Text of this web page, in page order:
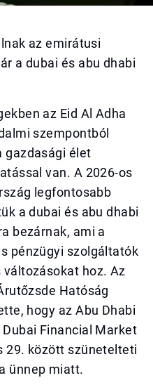
az emirátusi
a dubai és abu dhabi
az Eid Al Adha
szempontból
gazdasági élet
van. A 2026-os
legfontosabb
a dubai és abu dhabi
bezárnak, ami a
pénzügyi szolgáltatók
hoz. Az
Hatóság
hogy az Abu Dhabi
Financial Market
29. között szünetelteti
ünnep miatt.